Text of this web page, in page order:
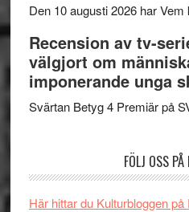
Den 10 augusti 2026 har
Recension av tv-
välgjort om
imponerande unga
Svärtan Betyg 4 Premiär på
FÖLJ OSS PÅ
Här hittar du Kulturbloggen på